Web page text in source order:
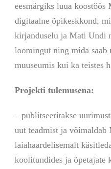
eesmärgiks luua koostöös
digitaalne õpikeskkond,
kirjanduselu ja Mati Undi
loomingut ning mida saab
muuseumis kui ka teistes
Projekti tulemusena:
– publitseeritakse
uut teadmist ja
laiahaardelisemalt
koolitundides ja õpetajate